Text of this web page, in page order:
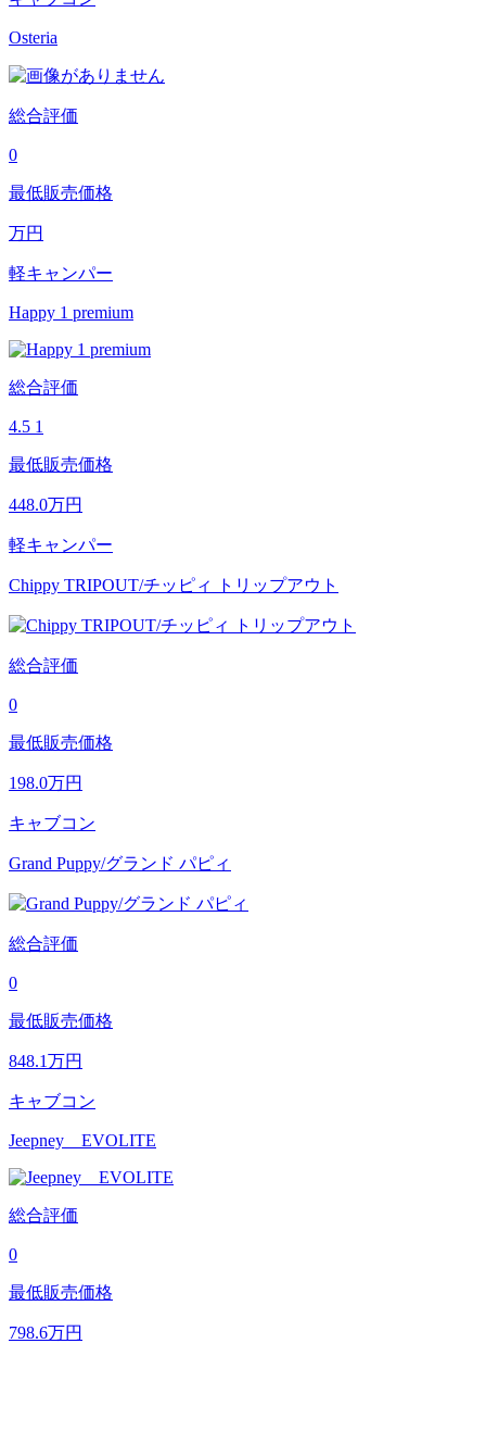
Osteria
総合評価
0
最低販売価格
万円
軽キャンパー
Happy 1 premium
総合評価
4.5 1
最低販売価格
448.0万円
軽キャンパー
Chippy TRIPOUT/チッピィ トリップアウト
総合評価
0
最低販売価格
198.0万円
キャブコン
Grand Puppy/グランド パピィ
総合評価
0
最低販売価格
848.1万円
キャブコン
Jeepney EVOLITE
総合評価
0
最低販売価格
798.6万円